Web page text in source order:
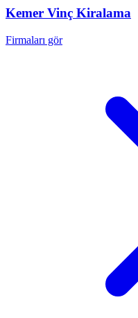
Kemer Vinç Kiralama
Firmaları gör